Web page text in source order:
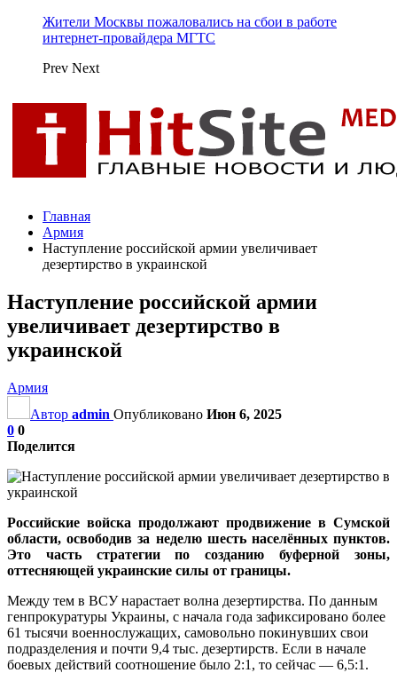
Жители Москвы пожаловались на сбои в работе
интернет-провайдера МГТС
Prev Next
Главная
Армия
Наступление российской армии увеличивает
дезертирство в украинской
Наступление российской армии
увеличивает дезертирство в
украинской
Армия
Автор admin Опубликовано Июн 6, 2025
0 0
Поделится
Российские войска продолжают продвижение в Сумской
области, освободив за неделю шесть населённых пунктов.
Это часть стратегии по созданию буферной зоны,
оттесняющей украинские силы от границы.
Между тем в ВСУ нарастает волна дезертирства. По данным
генпрокуратуры Украины, с начала года зафиксировано более
61 тысячи военнослужащих, самовольно покинувших свои
подразделения и почти 9,4 тыс. дезертирств. Если в начале
боевых действий соотношение было 2:1, то сейчас — 6,5:1.